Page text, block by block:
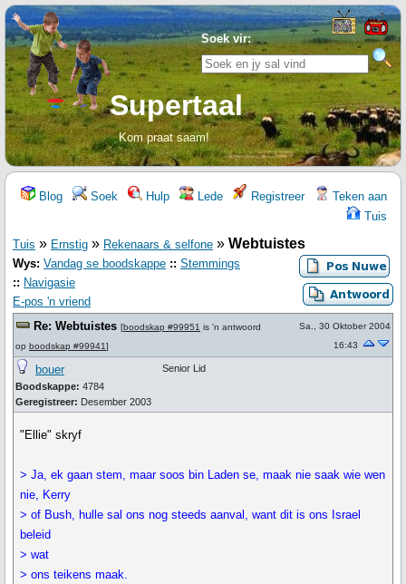
Soek vir:
Supertaal
Kom praat saam!
Blog Soek Hulp Lede Registreer
Teken aan
Tuis
Tuis » Ernstig » Rekenaars & selfone » Webtuistes
Wys: Vandag se boodskappe :: Stemmings
:: Navigasie
E-pos 'n vriend
Re: Webtuistes [boodskap #99951 is 'n antwoord
op boodskap #99941]
Sa., 30 Oktober 2004
16:43
bouer
Boodskappe: 4784
Geregistreer: Desember 2003
Senior Lid
"Ellie" skryf
> Ja, ek gaan stem, maar soos bin Laden se, maak nie saak wie wen
nie, Kerry
> of Bush, hulle sal ons nog steeds aanval, want dit is ons Israel
beleid
> wat
> ons teikens maak.